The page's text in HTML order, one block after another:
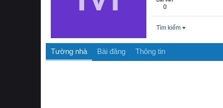
0
Tìm kiếm
Tường nhà Bài đăng Thông tin